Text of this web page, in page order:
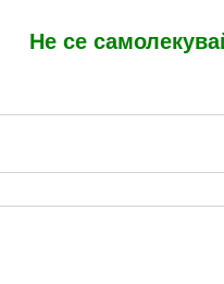
Не се